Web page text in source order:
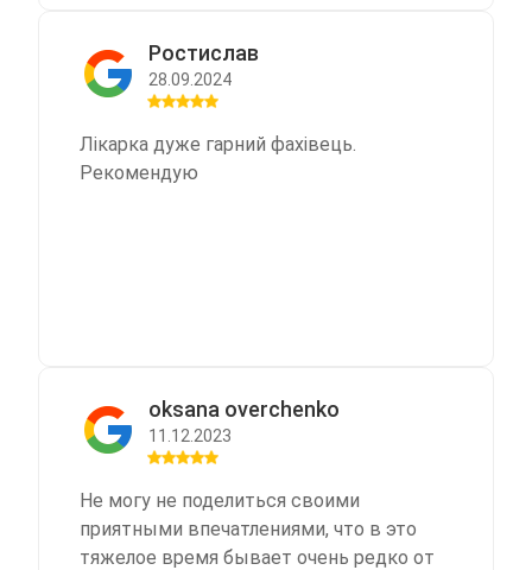
Ростислав
28.09.2024
Лікарка дуже гарний фахівець.
Рекомендую
oksana overchenko
11.12.2023
Не могу не поделиться своими
приятными впечатлениями, что в это
тяжелое время бывает очень редко от